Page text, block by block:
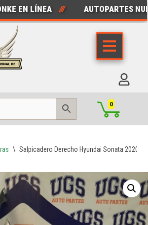
EN LÍNEA /// AUTOPARTES
0
\ Salpicadero Derecho Hyundai Sonata 2020 –